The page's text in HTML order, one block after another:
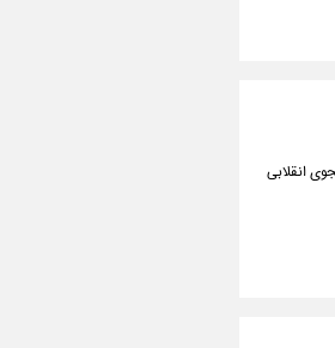
انقلابی